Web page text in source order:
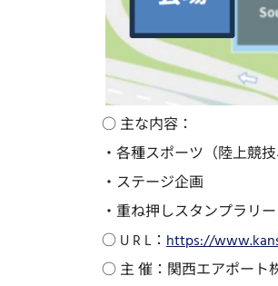
○ 主な内容：
・各種スポーツ（陸上競
・ステージ企画
・重ね押しスタンプラリ
○ U R L： https://
○ 主 催：関西エアポート